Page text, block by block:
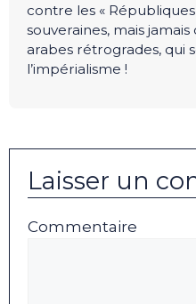
contre les «
souveraines, mais
arabes rétrogrades, qui
l’impérialisme !
Laisser un
Commentaire